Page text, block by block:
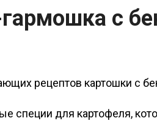
с
специи для картофеля,